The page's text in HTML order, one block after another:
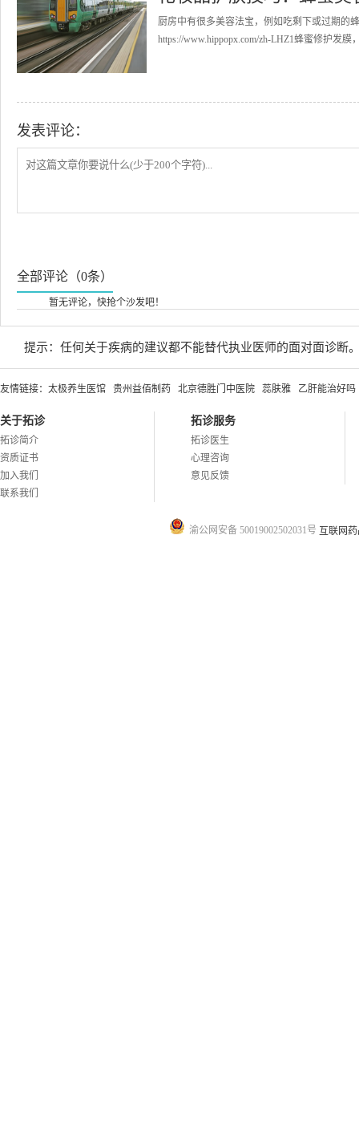
厨房中有很多美容法宝，例如吃剩下或过期的
https://www.hippopx.com/zh-LHZ1蜂蜜修护发
发表评论：
全部评论（0条）
暂无评论，快抢个沙发吧！
提示：任何关于疾病的建议都不能替代执业医师的面对面诊断
友情链接： 太极养生医馆 贵州益佰制药 北京德胜门中医院 蕊肤雅 乙肝能治好吗
关于拓诊
拓诊简介
资质证书
加入我们
联系我们
拓诊服务
拓诊医生
心理咨询
意见反馈
渝公网安备 50019002502031号 互联网